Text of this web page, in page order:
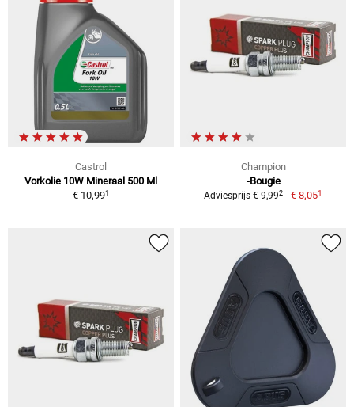
Castrol
Vorkolie 10W Mineraal 500 Ml
€ 10,991
Champion
-Bougie
Adviesprijs € 9,992 € 8,051